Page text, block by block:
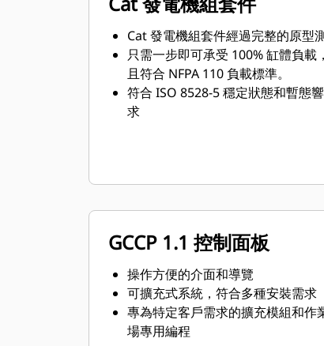
Cat 發電機組套件經過完整的原型
只需一步即可承受 100% 缸體負載
且符合 NFPA 110 負載標準。
符合 ISO 8528-5 穩定狀態和暫態
求
GCCP 1.1 控制面板
操作方便的介面和導覽
可擴充式系統，符合多種安裝需求
專為特定客戶需求的擴充模組和作
場專用編程